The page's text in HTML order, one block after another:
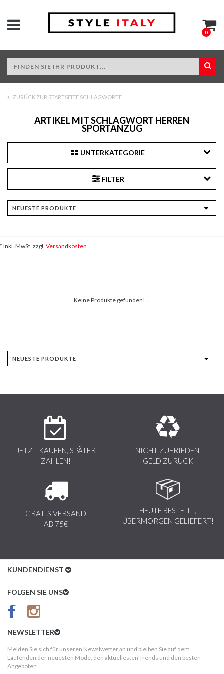
0
ZURÜCK ZUR STARTSEITE SCHLAGWORTE
ARTIKEL MIT SCHLAGWORT HERREN
SPORTANZUG
UNTERKATEGORIE
FILTER
* Inkl. MwSt. zzgl. Versandkosten
Keine Produkte gefunden!...
JETZT KAUFEN, SPÄTER
ZAHLEN!
NICHT ZUFRIEDEN,
GELD ZURÜCK
GRATIS VERSAND
AB 75€
HEUTE BESTELLT,
ÜBERMORGEN GELIEFERT!
KUNDENDIENST
Kundenservice
AGB
Kundeninformationen
FOLGEN SIE UNS
NEWSLETTER
Melden Sie sich für unseren Newslwetter an und bleiben Sie auf dem
Laufenden der neuesten Mode, den aktuellesten Trends und den besten
Angeboten.